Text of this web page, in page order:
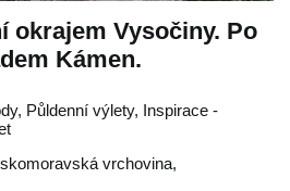
okrajem Vysočiny. Po
Kámen.
Půldenní výlety, Inspirace -
vrchovina,